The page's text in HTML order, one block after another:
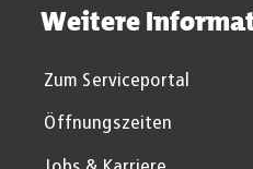
Weitere
Zum Serviceportal
Öffnungszeiten